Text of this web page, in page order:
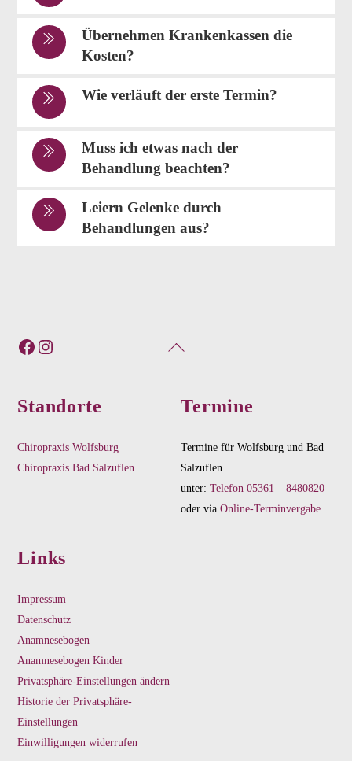
Übernehmen Krankenkassen die
Kosten?
Wie verläuft der erste Termin?
Muss ich etwas nach der
Behandlung beachten?
Leiern Gelenke durch
Behandlungen aus?
Back
Facebook
Instagram
Standorte
Chiropraxis Wolfsburg
Chiropraxis Bad Salzuflen
Termine
Termine für Wolfsburg und Bad
Salzuflen
unter:Telefon 05361 – 8480820
oder viaOnline-Terminvergabe
Links
Impressum
Datenschutz
Anamnesebogen
Anamnesebogen Kinder
Privatsphäre-Einstellungen ändern
Historie der Privatsphäre-
Einstellungen
Einwilligungen widerrufen